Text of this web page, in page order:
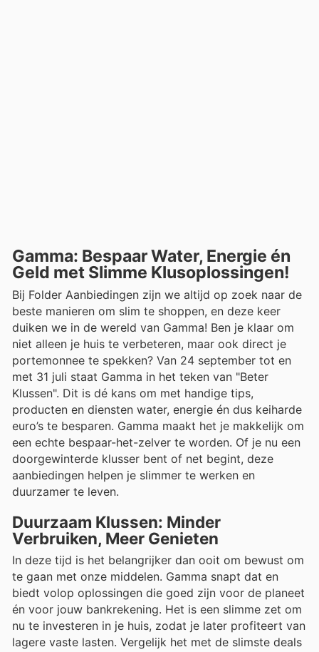
Gamma: Bespaar Water, Energie én
Geld met Slimme Klusoplossingen!
Bij Folder Aanbiedingen zijn we altijd op zoek naar de
beste manieren om slim te shoppen, en deze keer
duiken we in de wereld van Gamma! Ben je klaar om
niet alleen je huis te verbeteren, maar ook direct je
portemonnee te spekken? Van 24 september tot en
met 31 juli staat Gamma in het teken van "Beter
Klussen". Dit is dé kans om met handige tips,
producten en diensten water, energie én dus keiharde
euro’s te besparen. Gamma maakt het je makkelijk om
een echte bespaar-het-zelver te worden. Of je nu een
doorgewinterde klusser bent of net begint, deze
aanbiedingen helpen je slimmer te werken en
duurzamer te leven.
Duurzaam Klussen: Minder
Verbruiken, Meer Genieten
In deze tijd is het belangrijker dan ooit om bewust om
te gaan met onze middelen. Gamma snapt dat en
biedt volop oplossingen die goed zijn voor de planeet
én voor jouw bankrekening. Het is een slimme zet om
nu te investeren in je huis, zodat je later profiteert van
lagere vaste lasten. Vergelijk het met de slimste deals